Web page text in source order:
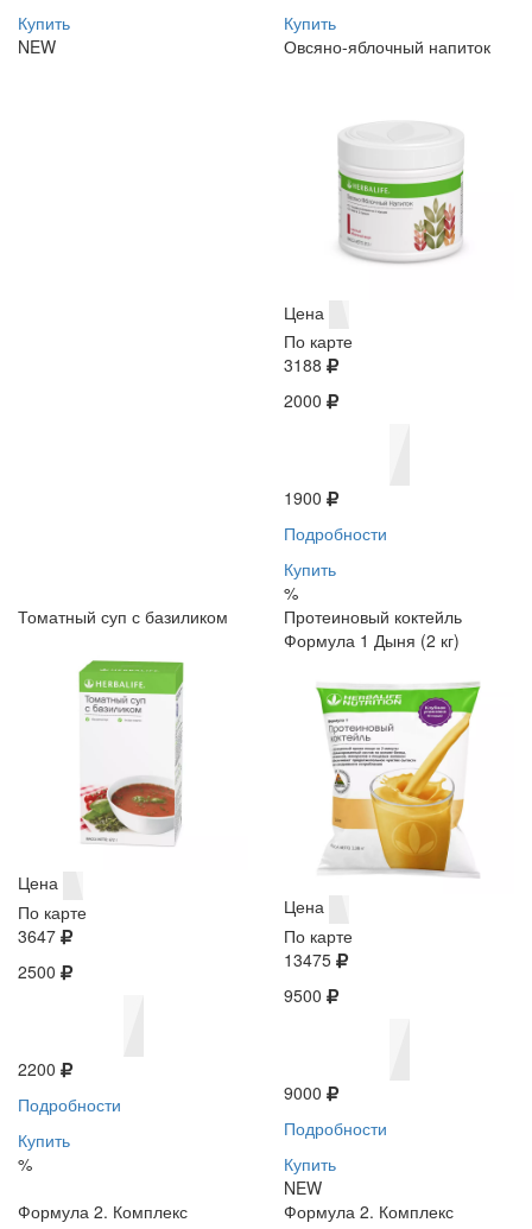
Купить
NEW
Купить
Овсяно-яблочный напиток
Цена
По карте
3188
2000
1900
Подробности
Купить
%
Томатный суп с базиликом
Цена
По карте
3647
2500
2200
Подробности
Купить
%
Протеиновый коктейль
Формула 1 Дыня (2 кг)
Цена
По карте
13475
9500
9000
Подробности
Купить
NEW
Формула 2. Комплекс
Формула 2. Комплекс